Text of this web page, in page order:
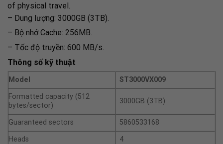
of physical travel.
– Dung lượng: 3000GB (3TB).
– Bộ nhớ Cache: 256MB.
– Tốc độ truyền: 600 MB/s.
Thông số kỹ thuật
Model
ST3000VX009
Formatted capacity (512
bytes/sector)
3000GB (3TB)
Guaranteed sectors
5860533168
Heads
4